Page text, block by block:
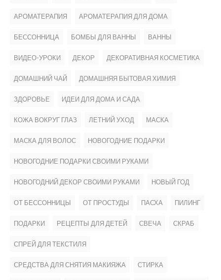
АРОМАТЕРАПИЯ АРОМАТЕРАПИЯ ДЛЯ ДОМА
БЕССОННИЦА БОМБЫ ДЛЯ ВАННЫ ВАННЫ
ВИДЕО-УРОКИ ДЕКОР ДЕКОРАТИВНАЯ КОСМЕТИКА
ДОМАШНИЙ ЧАЙ ДОМАШНЯЯ БЫТОВАЯ ХИМИЯ
ЗДОРОВЬЕ ИДЕИ ДЛЯ ДОМА И САДА
КОЖА ВОКРУГ ГЛАЗ ЛЕТНИЙ УХОД МАСКА
МАСКА ДЛЯ ВОЛОС НОВОГОДНИЕ ПОДАРКИ
НОВОГОДНИЕ ПОДАРКИ СВОИМИ РУКАМИ
НОВОГОДНИЙ ДЕКОР СВОИМИ РУКАМИ НОВЫЙ ГОД
ОТ БЕССОННИЦЫ ОТ ПРОСТУДЫ ПАСХА ПИЛИНГ
ПОДАРКИ РЕЦЕПТЫ ДЛЯ ДЕТЕЙ СВЕЧА СКРАБ
СПРЕЙ ДЛЯ ТЕКСТИЛЯ
СРЕДСТВА ДЛЯ СНЯТИЯ МАКИЯЖА СТИРКА